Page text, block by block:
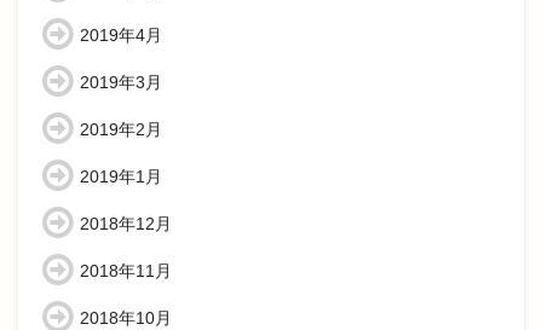
2019年4月
2019年3月
2019年2月
2019年1月
2018年12月
2018年11月
2018年10月